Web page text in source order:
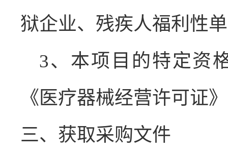
狱企业、残疾人福利性
3、本项目的特定资
《医疗器械经营许可证
三、获取采购文件